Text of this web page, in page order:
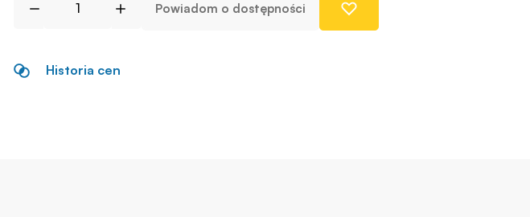
Powiadom o dostępności
Historia cen